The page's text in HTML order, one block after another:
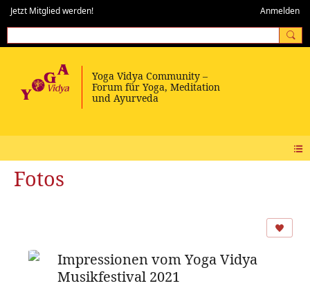
Jetzt Mitglied werden! Anmelden
Fotos
Impressionen vom Yoga Vidya
Musikfestival 2021